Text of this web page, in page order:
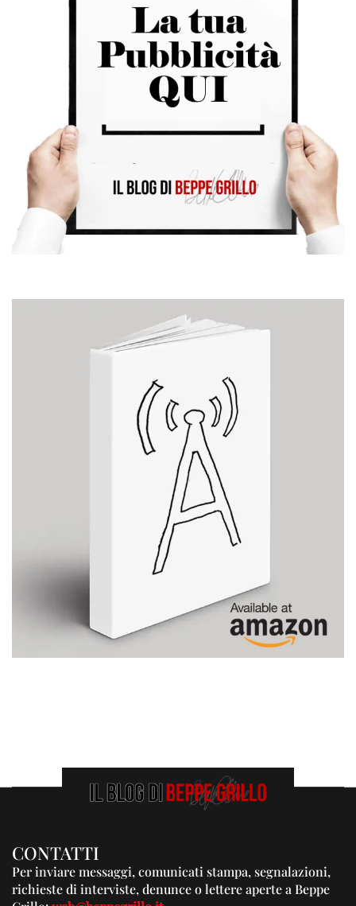
CONTATTI
Per inviare messaggi, comunicati stampa, segnalazioni,
richieste di interviste, denunce o lettere aperte a Beppe